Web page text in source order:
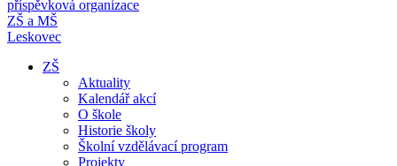
ZŠ a MŠ
Leskovec
ZŠ
Aktuality
Kalendář akcí
O škole
Historie školy
Školní vzdělávací program
Projekty